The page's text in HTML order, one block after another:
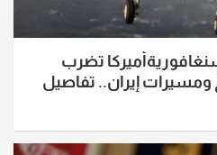
تضرب
ومسيرات إيران.. تفاصيل